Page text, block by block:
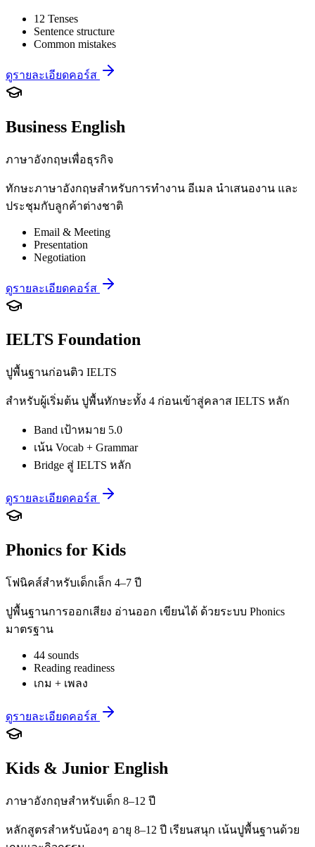
12 Tenses
Sentence structure
Common mistakes
ดูรายละเอียดคอร์ส
Business English
ภาษาอังกฤษเพื่อธุรกิจ
ทักษะภาษาอังกฤษสำหรับการทำงาน อีเมล นำเสนองาน และ
ประชุมกับลูกค้าต่างชาติ
Email & Meeting
Presentation
Negotiation
ดูรายละเอียดคอร์ส
IELTS Foundation
ปูพื้นฐานก่อนติว IELTS
สำหรับผู้เริ่มต้น ปูพื้นทักษะทั้ง 4 ก่อนเข้าสู่คลาส IELTS หลัก
Band เป้าหมาย 5.0
เน้น Vocab + Grammar
Bridge สู่ IELTS หลัก
ดูรายละเอียดคอร์ส
Phonics for Kids
โฟนิคส์สำหรับเด็กเล็ก 4–7 ปี
ปูพื้นฐานการออกเสียง อ่านออก เขียนได้ ด้วยระบบ Phonics
มาตรฐาน
44 sounds
Reading readiness
เกม + เพลง
ดูรายละเอียดคอร์ส
Kids & Junior English
ภาษาอังกฤษสำหรับเด็ก 8–12 ปี
หลักสูตรสำหรับน้องๆ อายุ 8–12 ปี เรียนสนุก เน้นปูพื้นฐานด้วย